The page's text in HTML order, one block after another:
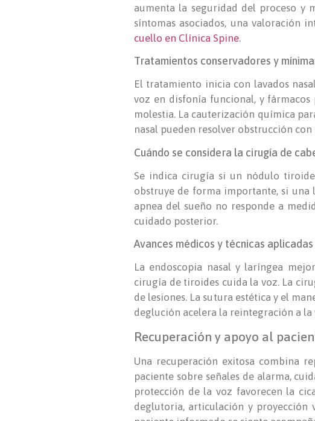
aumenta la seguridad del proceso y
síntomas asociados, una valoración
cuello en Clínica Spine.
Tratamientos conservadores y
El tratamiento inicia con lavados
voz en disfonía funcional, y
molestia. La cauterización química
nasal pueden resolver obstrucción
Cuándo se considera la cirugía de
Se indica cirugía si un nódulo
obstruye de forma importante, si
apnea del sueño no responde a
cuidado posterior.
Avances médicos y técnicas
La endoscopia nasal y laríngea
cirugía de tiroides cuida la voz. La
de lesiones. La sutura estética y el
deglución acelera la reintegración a la
Recuperación y apoyo al
Una recuperación exitosa combina
paciente sobre señales de alarma,
protección de la voz favorecen la
deglutoria, articulación y proyección